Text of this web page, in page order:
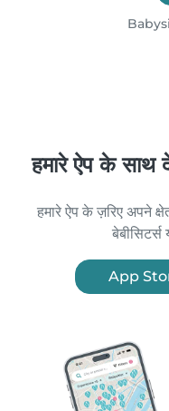
हमारे ऐप के
हमारे ऐप के ज़रिए अपने
App